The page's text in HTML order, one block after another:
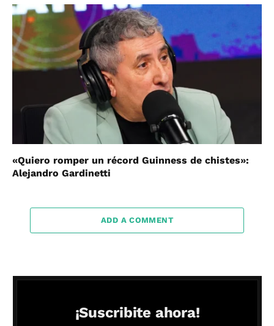
«Quiero romper un récord Guinness de chistes»:
Alejandro Gardinetti
ADD A COMMENT
¡Suscribite ahora!